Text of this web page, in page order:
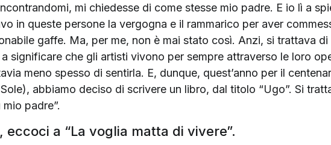
mi chiedesse di come stesse mio padre. E io lì a
in queste persone la vergogna e il rammarico per aver
gaffe. Ma, per me, non è mai stato così. Anzi, si trattava di
significare che gli artisti vivono per sempre attraverso le loro
meno spesso di sentirla. E, dunque, quest’anno per il
abbiamo deciso di scrivere un libro, dal titolo “Ugo”. Si
padre”.
a “La voglia matta di vivere”.